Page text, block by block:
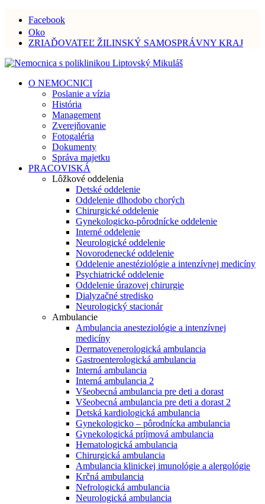
Facebook
Oko
ZRIAĎOVATEĽ ŽILINSKÝ SAMOSPRÁVNY KRAJ
O NEMOCNICI
Poslanie a vízia
História
Management
Zverejňovanie
Fotogaléria
Dokumenty
Správa majetku
PRACOVISKÁ
Lôžkové oddelenia
Detské oddelenie
Oddelenie dlhodobo chorých
Chirurgické oddelenie
Gynekologicko-pôrodnícke oddelenie
Interné oddelenie
Neurologické oddelenie
Novorodenecké oddelenie
Oddelenie anestéziológie a intenzívnej medicíny
Psychiatrické oddelenie
Oddelenie úrazovej chirurgie
Dialyzačné stredisko
Neurologický stacionár
Ambulancie
Ambulancia anesteziológie a intenzívnej
medicíny
Dermatovenerologická ambulancia
Gastroenterologická ambulancia
Interná ambulancia
Interná ambulancia 2
Všeobecná ambulancia pre deti a dorast
Všeobecná ambulancia pre deti a dorast 2
Detská kardiologická ambulancia
Gynekologicko – pôrodnícka ambulancia
Gynekologická príjmová ambulancia
Hematologická ambulancia
Chirurgická ambulancia
Ambulancia klinickej imunológie a alergológie
Krčná ambulancia
Nefrologická ambulancia
Neurologická ambulancia